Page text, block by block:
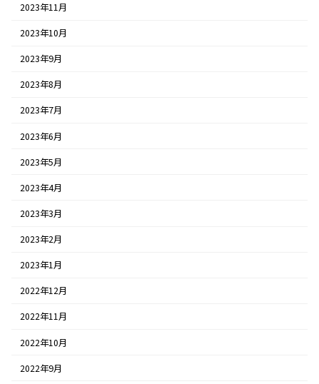
2023年11月
2023年10月
2023年9月
2023年8月
2023年7月
2023年6月
2023年5月
2023年4月
2023年3月
2023年2月
2023年1月
2022年12月
2022年11月
2022年10月
2022年9月